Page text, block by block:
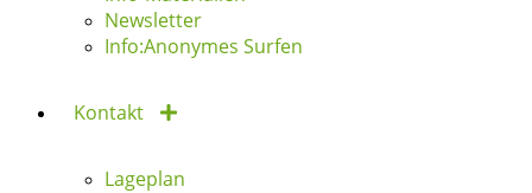
Newsletter
Info:Anonymes Surfen
Kontakt
Lageplan